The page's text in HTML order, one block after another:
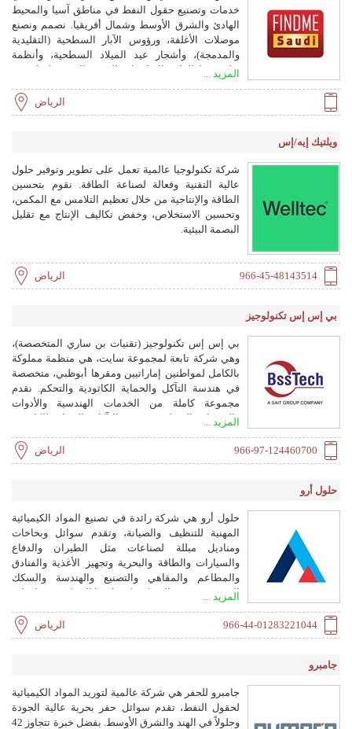
طوال أيام الأسبوع في منطقة الخالدية، على مقربة من
ميناء الدمام وعلى بعد كيلومترات قليلة من عمليات
أرامكو السعودية.
خدمات وتصنيع حقول النفط في مناطق آسيا والمحيط
الهادئ والشرق الأوسط وشمال أفريقيا. نصمم ونصنع
موصلات الأغلفة، ورؤوس الآبار السطحية (التقليدية
والمدمجة)، وأشجار عيد الميلاد السطحية، وأنظمة
تعليق خط الطين للتطبيقات البرية والبحرية. كما نقدم
والفحص في الموقع وخارجه، والكسوة، واللحام،
والتصنيع الدقيق، وربط التكنولوجيا (الخيوط الممتازة).
المزيد ...
الرياض
ويلتيك إيه/إس
شركة تكنولوجيا عالمية تعمل على تطوير وتوفير حلول
عالية التقنية وفعالة لصناعة الطاقة. نقوم بتحسين
الطاقة والإنتاجية من خلال تعظيم التلامس مع المكمن،
وتحسين الاستخلاص، وخفض تكاليف الإنتاج مع تقليل
البصمة البيئية.
966-45-48143514 الرياض
بي إس إس تكنولوجيز
بي إس إس تكنولوجيز (تقنيات بن ساري المتخصصة)،
وهي شركة تابعة لمجموعة سايت، هي منظمة مملوكة
بالكامل لمواطنين إماراتيين ومقرها أبوظبي، متخصصة
في هندسة التآكل والحماية الكاثودية والتحكم. نقدم
مجموعة كاملة من الخدمات الهندسية والأدوات
والمنتجات المتعلقة بهندسة التآكل والحماية الكاثودية
نوفر أنظمة إدارة معلومات خطوط الأنابيب، وأنظمة
كشف التسرب، وطلاءات خطوط الأنابيب وطلاءات
أصول الحماية الكاثودية والبيانات. معتمدون وفق ISO
9001:2015 وISO 14001:2015 وISO 45001:2018.
المزيد ...
966-97-124460700 الرياض
حلول أرو
حلول أرو هي شركة رائدة في تصنيع المواد الكيميائية
المهنية للتنظيف والصيانة، وتقدم سوائل وبخاخات
ومناديل مبللة لصناعات مثل الطيران والدفاع
والسيارات والطاقة والبحرية وتجهيز الأغذية والفنادق
والمطاعم والمقاهي والتصنيع والهندسة والسكك
الحديدية. تشتهر الشركة بكيميائيتها المبتكرة وموافقات
المزيد ...
966-44-01283221044 الرياض
جامبرو
جامبرو للحفر هي شركة عالمية لتوريد المواد الكيميائية
لحقول النفط، تقدم سوائل حفر بحرية عالية الجودة
وحلولاً في الهند والشرق الأوسط. بفضل خبرة تتجاوز 42